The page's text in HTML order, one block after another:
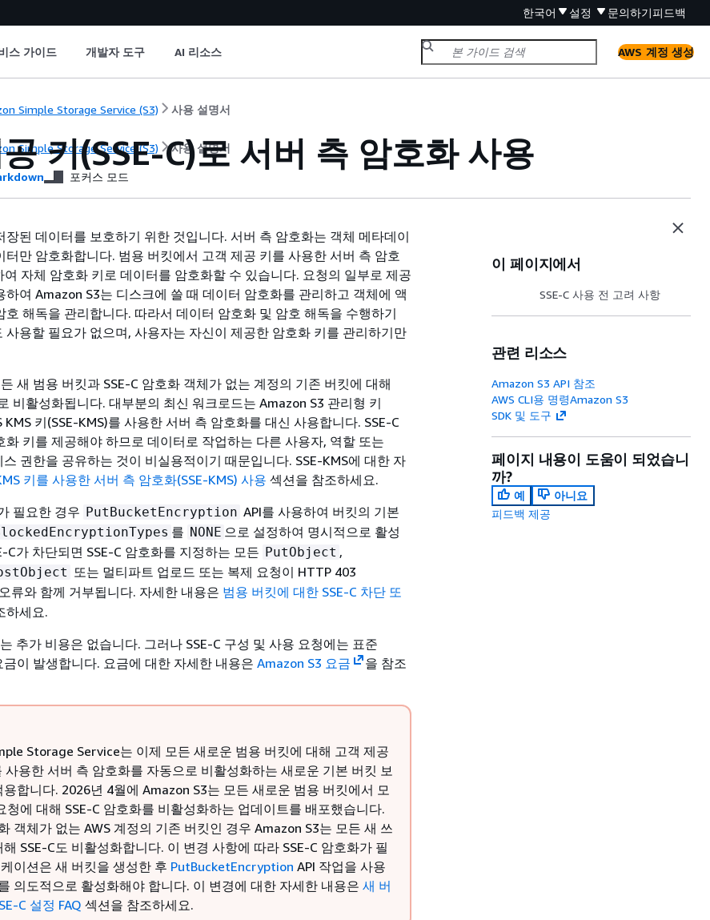
한국어 설정 문의하기피드백
스 가이드 개발자 도구 AI 리소스 AWS 계정 생성
Simple Storage Service (S3) 사용 설명서
Simple Storage Service (S3) 사용 설명서
키(SSE-C)로 서버 측 암호화 사용
포커스 모드
장된 데이터를 보호하기 위한 것입니다. 서버 측 암호화는 객체 메타데이
터만 암호화합니다. 범용 버킷에서 고객 제공 키를 사용한 서버 측 암호
여 자체 암호화 키로 데이터를 암호화할 수 있습니다. 요청의 일부로 제공
하여 Amazon S3는 디스크에 쓸 때 데이터 암호화를 관리하고 객체에 액
호 해독을 관리합니다. 따라서 데이터 암호화 및 암호 해독을 수행하기
사용할 필요가 없으며, 사용자는 자신이 제공한 암호화 키를 관리하기만
새 범용 버킷과 SSE-C 암호화 객체가 없는 계정의 기존 버킷에 대해
비활성화됩니다. 대부분의 최신 워크로드는 Amazon S3 관리형 키
KMS 키(SSE-KMS)를 사용한 서버 측 암호화를 대신 사용합니다. SSE-C
화 키를 제공해야 하므로 데이터로 작업하는 다른 사용자, 역할 또는
권한을 공유하는 것이 비실용적이기 때문입니다. SSE-KMS에 대한 자
키를 사용한 서버 측 암호화(SSE-KMS) 사용 섹션을 참조하세요.
필요한 경우 PutBucketEncryption API를 사용하여 버킷의 기본
를 NONE 으로 설정하여 명시적으로 활성
C가 차단되면 SSE-C 암호화를 지정하는 모든 PutObject ,
또는 멀티파트 업로드 또는 복제 요청이 HTTP 403
오류와 함께 거부됩니다. 자세한 내용은 범용 버킷에 대한 SSE-C 차단 또
하세요.
추가 비용은 없습니다. 그러나 SSE-C 구성 및 사용 요청에는 표준
이 발생합니다. 요금에 대한 자세한 내용은 Amazon S3 요금
을 참조
Storage Service는 이제 모든 새로운 범용 버킷에 대해 고객 제공
사용한 서버 측 암호화를 자동으로 비활성화하는 새로운 기본 버킷 보
용합니다. 2026년 4월에 Amazon S3는 모든 새로운 범용 버킷에서 모
청에 대해 SSE-C 암호화를 비활성화하는 업데이트를 배포했습니다.
객체가 없는 AWS 계정의 기존 버킷인 경우 Amazon S3는 모든 새 쓰
SSE-C도 비활성화합니다. 이 변경 사항에 따라 SSE-C 암호화가 필
이션은 새 버킷을 생성한 후 PutBucketEncryption API 작업을 사용
의도적으로 활성화해야 합니다. 이 변경에 대한 자세한 내용은 새 버
C 설정 FAQ 섹션을 참조하세요.
이 페이지에서
SSE-C 사용 전 고려 사항
관련 리소스
Amazon S3 API 참조
AWS CLI용 명령Amazon S3
SDK 및 도구
페이지 내용이 도움이 되었습니
까?
예
아니요
피드백 제공